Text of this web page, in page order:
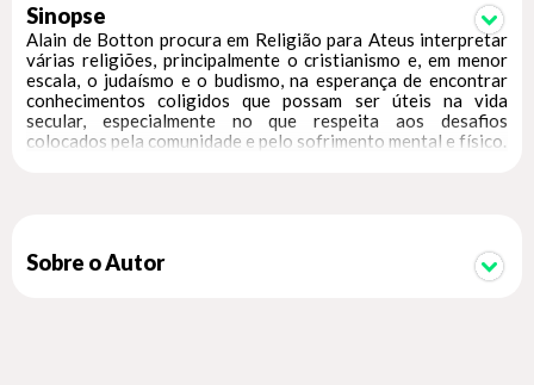
Sinopse
Alain de Botton procura em Religião para Ateus interpretar
várias religiões, principalmente o cristianismo e, em menor
escala, o judaísmo e o budismo, na esperança de encontrar
conhecimentos coligidos que possam ser úteis na vida
secular, especialmente no que respeita aos desafios
colocados pela comunidade e pelo sofrimento mental e físico.
Sobre o Autor